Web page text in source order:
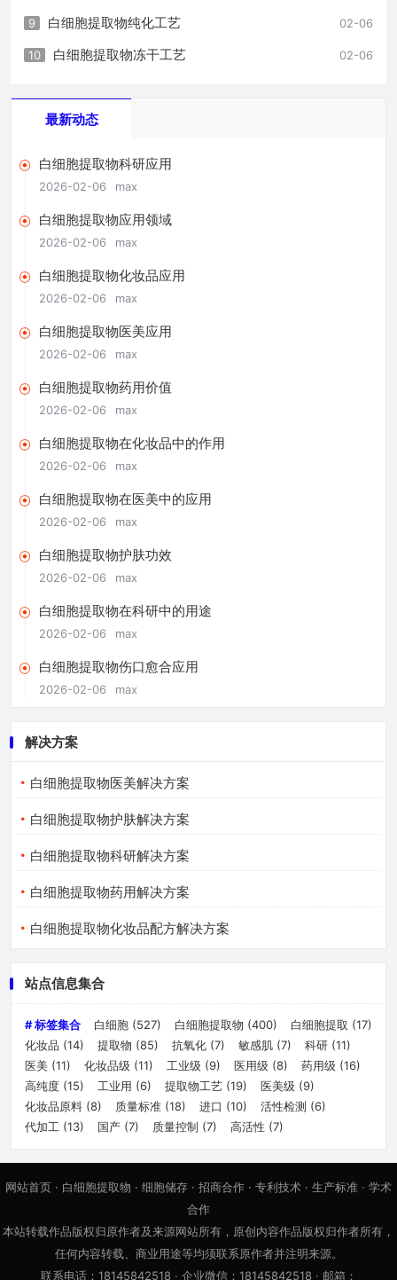
02-06
9 白细胞提取物纯化工艺
02-06
10 白细胞提取物冻干工艺
最新动态
白细胞提取物科研应用
2026-02-06 max
白细胞提取物应用领域
2026-02-06 max
白细胞提取物化妆品应用
2026-02-06 max
白细胞提取物医美应用
2026-02-06 max
白细胞提取物药用价值
2026-02-06 max
白细胞提取物在化妆品中的作用
2026-02-06 max
白细胞提取物在医美中的应用
2026-02-06 max
白细胞提取物护肤功效
2026-02-06 max
白细胞提取物在科研中的用途
2026-02-06 max
白细胞提取物伤口愈合应用
2026-02-06 max
解决方案
白细胞提取物医美解决方案
白细胞提取物护肤解决方案
白细胞提取物科研解决方案
白细胞提取物药用解决方案
白细胞提取物化妆品配方解决方案
站点信息集合
# 标签集合 白细胞 (527) 白细胞提取物 (400) 白细胞提取 (17)
化妆品 (14) 提取物 (85) 抗氧化 (7) 敏感肌 (7) 科研 (11)
医美 (11) 化妆品级 (11) 工业级 (9) 医用级 (8) 药用级 (16)
高纯度 (15) 工业用 (6) 提取物工艺 (19) 医美级 (9)
化妆品原料 (8) 质量标准 (18) 进口 (10) 活性检测 (6)
代加工 (13) 国产 (7) 质量控制 (7) 高活性 (7)
网站首页 · 白细胞提取物 · 细胞储存 · 招商合作 · 专利技术 · 生产标准 · 学术
合作
本站转载作品版权归原作者及来源网站所有，原创内容作品版权归作者所有，
任何内容转载、商业用途等均须联系原作者并注明来源。
联系电话：18145842518 · 企业微信：18145842518 · 邮箱：